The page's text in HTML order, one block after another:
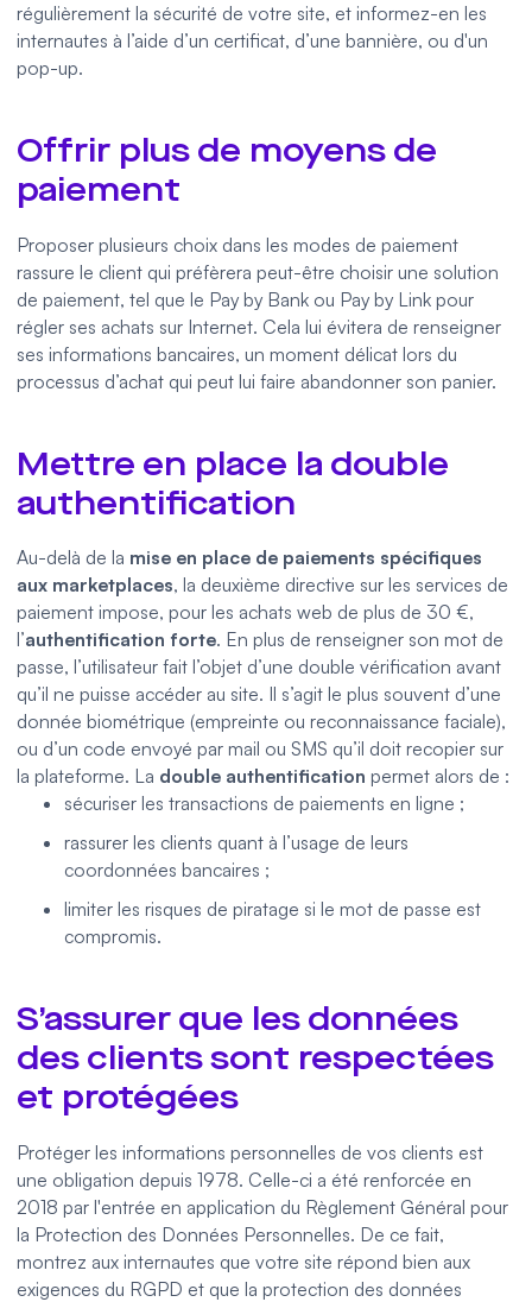
régulièrement la sécurité de votre site, et informez-en les
internautes à l’aide d’un certificat, d’une bannière, ou d'un
pop-up.
Offrir plus de moyens de
paiement
Proposer plusieurs choix dans les modes de paiement
rassure le client qui préfèrera peut-être choisir une solution
de paiement, tel que le Pay by Bank ou Pay by Link pour
régler ses achats sur Internet. Cela lui évitera de renseigner
ses informations bancaires, un moment délicat lors du
processus d’achat qui peut lui faire abandonner son panier.
Mettre en place la double
authentification
Au-delà de la mise en place de paiements spécifiques
aux marketplaces, la deuxième directive sur les services de
paiement impose, pour les achats web de plus de 30 €,
l’authentification forte. En plus de renseigner son mot de
passe, l’utilisateur fait l’objet d’une double vérification avant
qu’il ne puisse accéder au site. Il s’agit le plus souvent d’une
donnée biométrique (empreinte ou reconnaissance faciale),
ou d’un code envoyé par mail ou SMS qu’il doit recopier sur
la plateforme. La double authentification permet alors de :
sécuriser les transactions de paiements en ligne ;
rassurer les clients quant à l’usage de leurs
coordonnées bancaires ;
limiter les risques de piratage si le mot de passe est
compromis.
S’assurer que les données
des clients sont respectées
et protégées
Protéger les informations personnelles de vos clients est
une obligation depuis 1978. Celle-ci a été renforcée en
2018 par l'entrée en application du Règlement Général pour
la Protection des Données Personnelles. De ce fait,
montrez aux internautes que votre site répond bien aux
exigences du RGPD et que la protection des données